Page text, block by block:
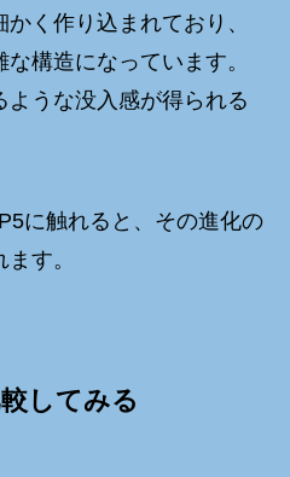
く作り込まれており、
構造になっています。
うな没入感が得られる
に触れると、その進化の
す。
してみる